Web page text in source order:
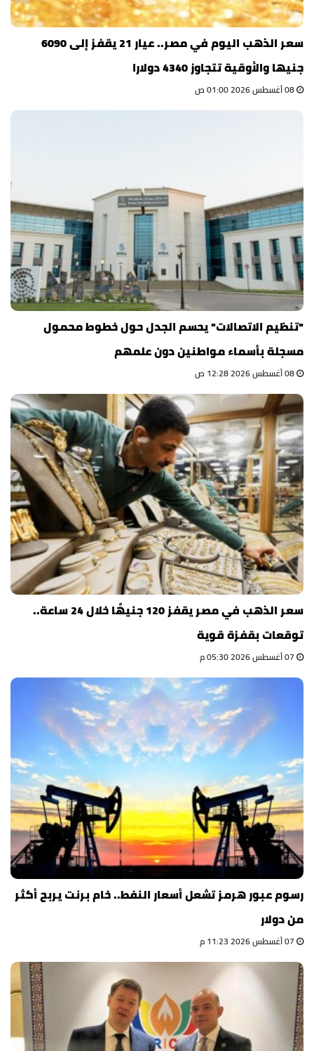
سعر الذهب اليوم في مصر.. عيار 21 يقفز إلى 6090
جنيها والأوقية تتجاوز 4340 دولارا
"تنظيم الاتصالات" يحسم الجدل حول خطوط محمول
مسجلة بأسماء مواطنين دون علمهم
سعر الذهب في مصر يقفز 120 جنيهًا خلال 24 ساعة..
توقعات بقفزة قوية
رسوم عبور هرمز تشعل أسعار النفط.. خام برنت يربح أكثر
من دولار